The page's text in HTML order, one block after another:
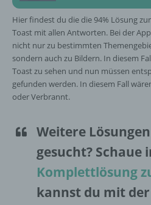
Hier findest du die die 94% Lösung
Toast mit allen Antworten. Bei der
nicht nur zu bestimmten
sondern auch zu Bildern. In diesem
Toast zu sehen und nun müssen
gefunden werden. In diesem Fall
oder Verbrannt.
Weitere
gesucht? Schaue
Komplettlösung
kannst du mit der